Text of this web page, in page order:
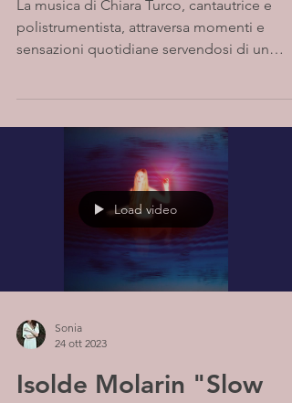
La musica di Chiara Turco, cantautrice e
polistrumentista, attraversa momenti e
sensazioni quotidiane servendosi di un
Load video
Sonia
24 ott 2023
Isolde Molarin "Slow